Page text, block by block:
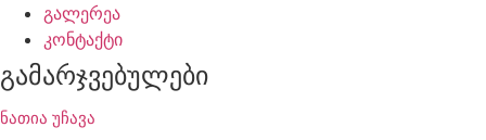
გალერეა
კონტაქტი
გამარჯვებულები
ნათია უჩავა